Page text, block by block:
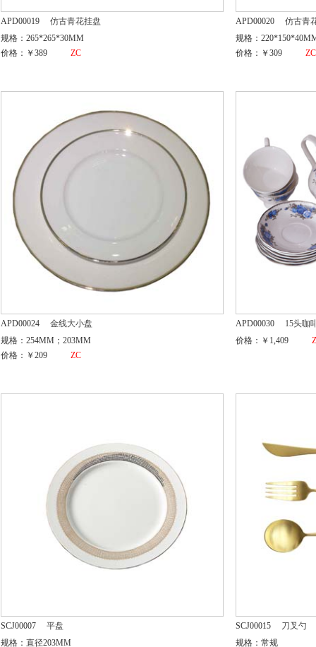
APD00019
仿古青花挂盘
规格：265*265*30MM
价格：￥389
ZC
APD00020
仿古青
规格：
价格：￥309
ZC
APD00024
金线大小盘
规格：254MM；203MM
价格：￥209
ZC
APD00030
15头咖
价格：￥1,409
SCJ00007
平盘
规格：直径203MM
SCJ00015
刀叉勺
规格：常规